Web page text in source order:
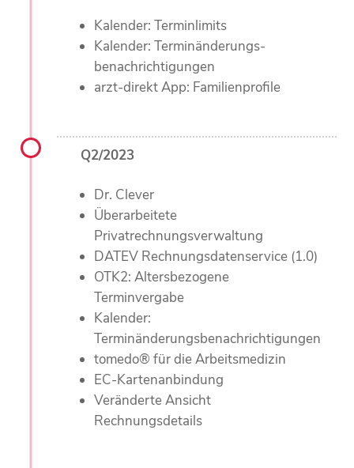
Kalender: Terminlimits
Kalender: Terminänderungs­
benachrichtigungen
arzt-direkt App: Familienprofile
Q2/2023
Dr. Clever
Überarbeitete
Privatrechnungsverwaltung
DATEV Rechnungsdatenservice (1.0)
OTK2: Altersbezogene
Terminvergabe
Kalender:
Terminänderungsbenachrichtigungen
tomedo® für die Arbeitsmedizin
EC-Kartenanbindung
Veränderte Ansicht
Rechnungsdetails